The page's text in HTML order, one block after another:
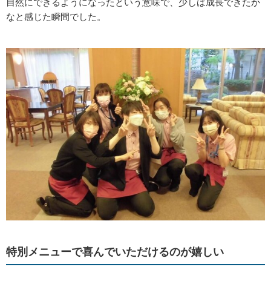
なと感じた瞬間でした。
特別メニューで喜んでいただけるのが嬉しい